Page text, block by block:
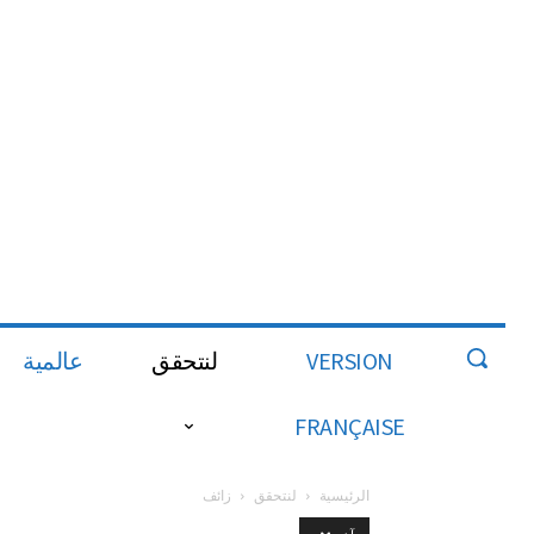
VERSION
FRANÇAISE
لنتحقق عالمية
الرئيسية لنتحقق زائف